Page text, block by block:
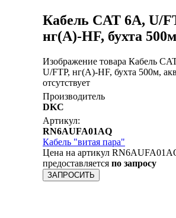
Кабель CAT 6А, U/
нг(А)-HF, бухта
Изображение товара Кабель
U/FTP, нг(А)-HF, бухта 500м,
отсутствует
Производитель
DKC
Артикул:
RN6AUFA01AQ
Кабель "витая пара"
Цена на артикул
предоставляется по запросу
ЗАПРОСИТЬ